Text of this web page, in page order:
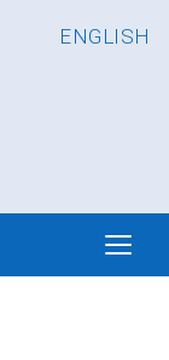
ENGLISH